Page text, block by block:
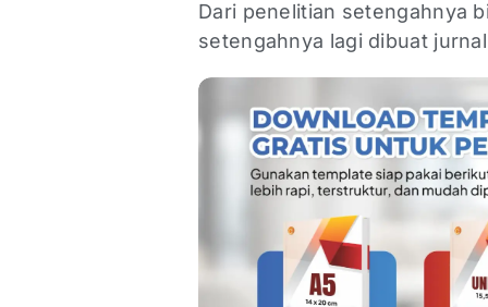
Dari penelitian setengahnya
setengahnya lagi dibuat